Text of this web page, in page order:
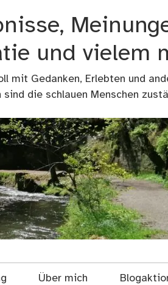
und vielem
mit Gedanken, Erlebten und
die schlauen Menschen
Über mich